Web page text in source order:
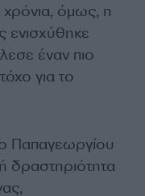
χρόνια, όμως, η
ενισχύθηκε
έναν πιο
για το
Παπαγεωργίου
δραστηριότητα